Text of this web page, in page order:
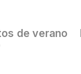
de verano